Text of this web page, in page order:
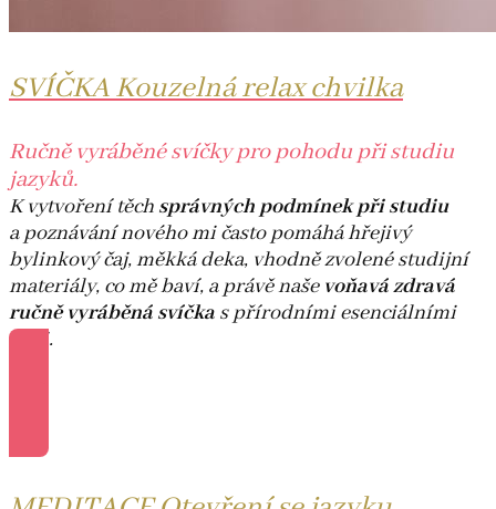
SVÍČKA Kouzelná relax chvilka
Ručně vyráběné svíčky pro pohodu při studiu
jazyků.
K vytvoření těch správných podmínek při studiu
a poznávání nového mi často pomáhá hřejivý
bylinkový čaj, měkká deka, vhodně zvolené studijní
materiály, co mě baví, a právě naše voňavá zdravá
ručně vyráběná svíčka s přírodními esenciálními
oleji.